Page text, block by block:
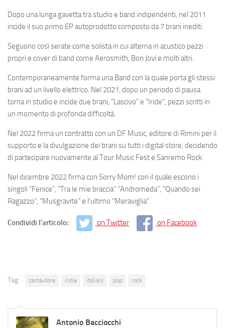
Dopo una lunga gavetta tra studio e band indipendenti, nel 2011
incide il suo primo EP autoprodotto composto da 7 brani inediti.
Seguono così serate come solista in cui alterna in acustico pezzi
propri e cover di band come Aerosmith, Bon Jovi e molti altri.
Contemporaneamente forma una Band con la quale porta gli stessi
brani ad un livello elettrico. Nel 2021, dopo un periodo di pausa
torna in studio e incide due brani, “Lascivo” e “Iride”, pezzi scritti in
un momento di profonda difficoltà.
Nel 2022 firma un contratto con un DF Music, editore di Rimini per il
supporto e la divulgazione dei brani su tutti i digital store, decidendo
di partecipare nuovamente al Tour Music Fest e Sanremo Rock.
Nel dicembre 2022 firma con Sorry Mom! con il quale escono i
singoli “Fenice”, “Tra le mie braccia” “Andromeda”, “Quando sei
Ragazzo”, “Musgravite” e l’ultimo “Meraviglia”.
Condividi l'articolo: on Twitter on Facebook
Tag: cantautore indie italiani pop rock
Antonio Bacciocchi